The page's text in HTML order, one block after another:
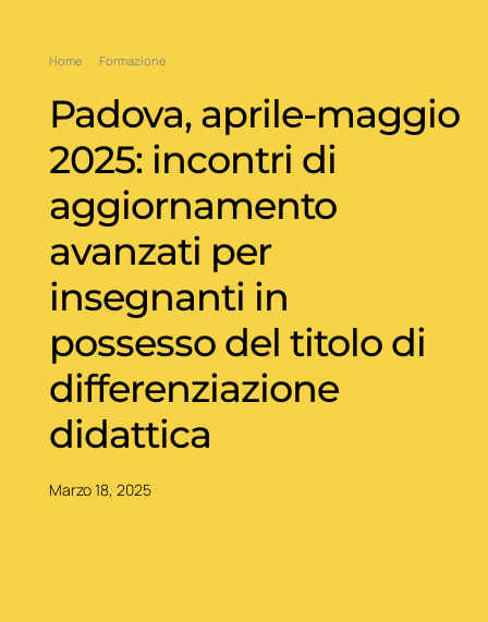
Home Formazione
Padova, aprile-maggio
2025: incontri di
aggiornamento
avanzati per
insegnanti in
possesso del titolo di
differenziazione
didattica
Marzo 18, 2025